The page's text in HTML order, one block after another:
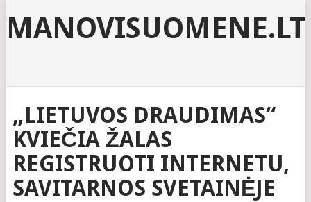
MANOVISUOMENE.LT
„LIETUVOS DRAUDIMAS“
KVIEČIA ŽALAS
REGISTRUOTI INTERNETU,
SAVITARNOS SVETAINĖJE